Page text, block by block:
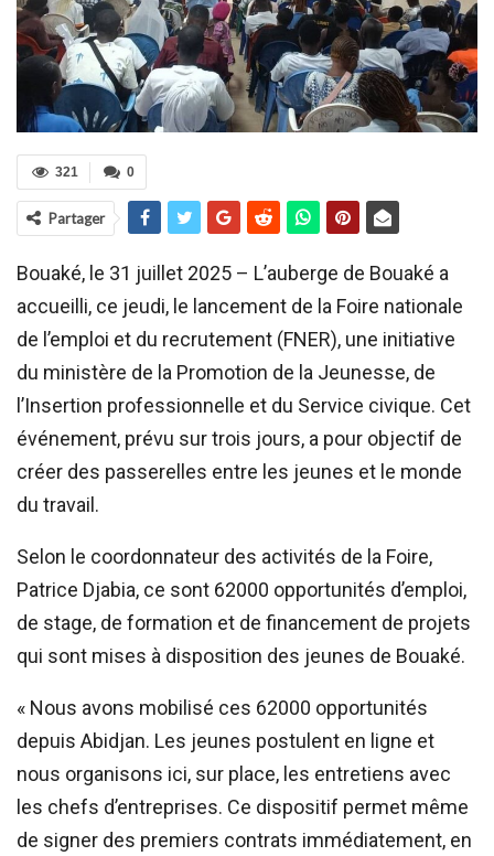
0
321
Partager
Bouaké, le 31 juillet 2025 – L’auberge de Bouaké a
accueilli, ce jeudi, le lancement de la Foire nationale
de l’emploi et du recrutement (FNER), une initiative
du ministère de la Promotion de la Jeunesse, de
l’Insertion professionnelle et du Service civique. Cet
événement, prévu sur trois jours, a pour objectif de
créer des passerelles entre les jeunes et le monde
du travail.
Selon le coordonnateur des activités de la Foire,
Patrice Djabia, ce sont 62000 opportunités d’emploi,
de stage, de formation et de financement de projets
qui sont mises à disposition des jeunes de Bouaké.
« Nous avons mobilisé ces 62000 opportunités
depuis Abidjan. Les jeunes postulent en ligne et
nous organisons ici, sur place, les entretiens avec
les chefs d’entreprises. Ce dispositif permet même
de signer des premiers contrats immédiatement, en